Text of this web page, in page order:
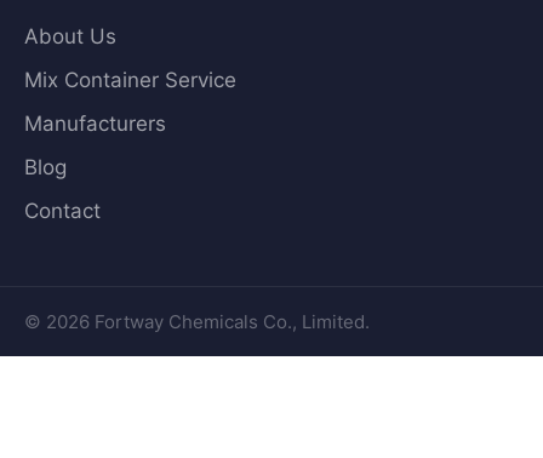
About Us
Mix Container Service
Manufacturers
Blog
Contact
© 2026 Fortway Chemicals Co., Limited.